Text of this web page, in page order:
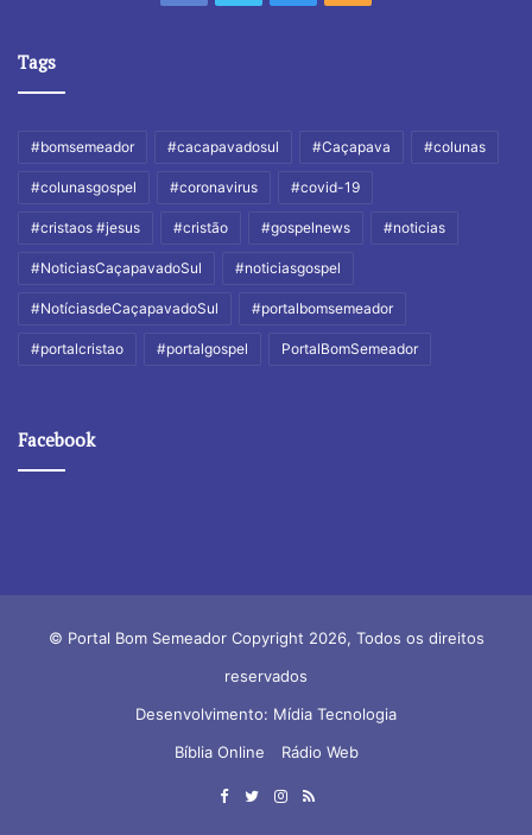
Tags
#bomsemeador #cacapavadosul #Caçapava #colunas
#colunasgospel #coronavirus #covid-19
#cristaos #jesus #cristão #gospelnews #noticias
#NoticiasCaçapavadoSul #noticiasgospel
#NotíciasdeCaçapavadoSul #portalbomsemeador
#portalcristao #portalgospel PortalBomSemeador
Facebook
© Portal Bom Semeador Copyright 2026, Todos os direitos
reservados
Desenvolvimento: Mídia Tecnologia
Bíblia Online
Rádio Web